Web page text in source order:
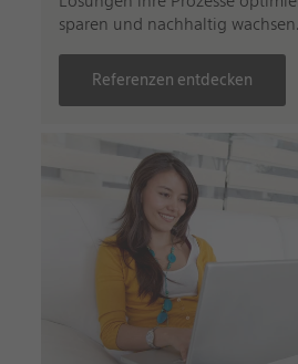
sparen und nachhaltig wachsen.
Referenzen entdecken